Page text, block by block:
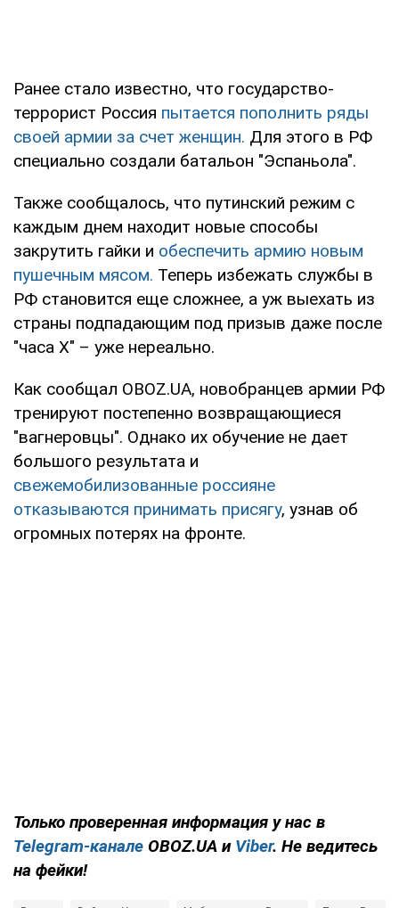
Ранее стало известно, что государство-
террорист Россия пытается пополнить ряды
своей армии за счет женщин. Для этого в РФ
специально создали батальон "Эспаньола".
Также сообщалось, что путинский режим с
каждым днем находит новые способы
закрутить гайки и обеспечить армию новым
пушечным мясом. Теперь избежать службы в
РФ становится еще сложнее, а уж выехать из
страны подпадающим под призыв даже после
"часа Х" – уже нереально.
Как сообщал OBOZ.UA, новобранцев армии РФ
тренируют постепенно возвращающиеся
"вагнеровцы". Однако их обучение не дает
большого результата и
свежемобилизованные россияне
отказываются принимать присягу, узнав об
огромных потерях на фронте.
Только проверенная информация у нас в
Telegram-канале OBOZ.UA и Viber. Не ведитесь
на фейки!